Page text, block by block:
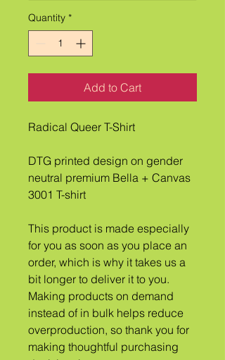
Quantity *
Add to Cart
Radical Queer T-Shirt
DTG printed design on gender
neutral premium Bella + Canvas
3001 T-shirt
This product is made especially
for you as soon as you place an
order, which is why it takes us a
bit longer to deliver it to you.
Making products on demand
instead of in bulk helps reduce
overproduction, so thank you for
making thoughtful purchasing